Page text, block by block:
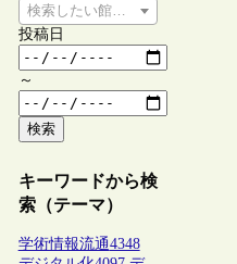
検索したい館種を選択してくださ
投稿日
～
検索
キーワードから検
索（テーマ）
学術情報流通4348